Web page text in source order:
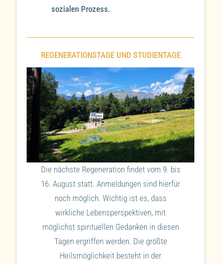
sozialen Prozess.
REGENERATIONSTAGE UND STUDIENTAGE
Die nächste Regeneration findet vom 9. bis
16. August statt. Anmeldungen sind hierfür
noch möglich. Wichtig ist es, dass
wirkliche Lebensperspektiven, mit
möglichst spirituellen Gedanken in diesen
Tagen ergriffen werden. Die größte
Heilsmöglichkeit besteht in der